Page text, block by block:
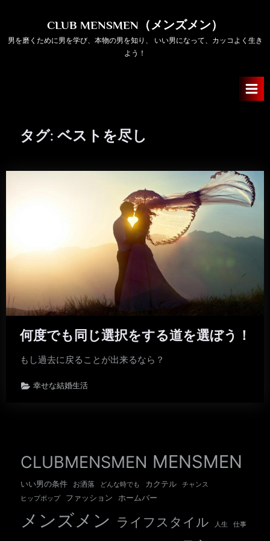
content
CLUB MENSMEN（メンズメン）
男を磨くために男を学び、本物の男を知り、 いい男になって、カッコよく生き
よう！
タグ: ベストを尽し
何度でも同じ選択をする道を選ぼう！
もし過去に戻ることが出来るなら？
幸せな結婚生活
CLUBMENSMEN MENSMEN
いい男の条件 お洒落 どんな時でも カクテル チャンス
ヒップポップ ファッション ホームバー
メンズメン ライフスタイル 人生 仕事